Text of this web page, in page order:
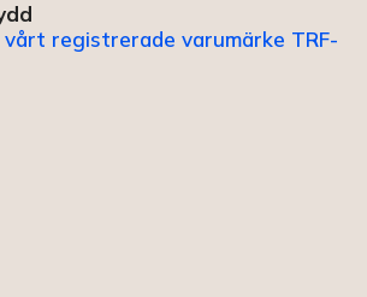
registrerade varumärke TRF-